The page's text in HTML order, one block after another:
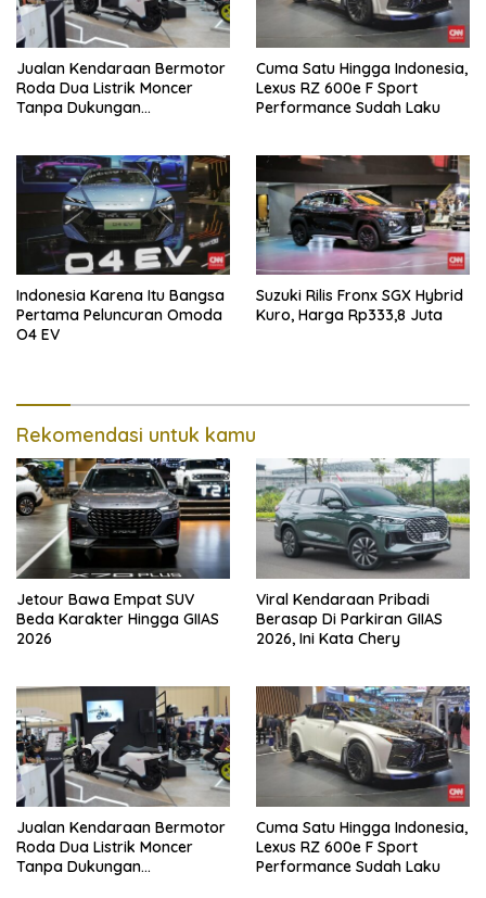
Jualan Kendaraan Bermotor
Roda Dua Listrik Moncer
Tanpa Dukungan
Cuma Satu Hingga Indonesia,
Lexus RZ 600e F Sport
Performance Sudah Laku
Indonesia Karena Itu Bangsa
Pertama Peluncuran Omoda
O4 EV
Suzuki Rilis Fronx SGX Hybrid
Kuro, Harga Rp333,8 Juta
Rekomendasi untuk kamu
Jetour Bawa Empat SUV
Beda Karakter Hingga GIIAS
2026
Viral Kendaraan Pribadi
Berasap Di Parkiran GIIAS
2026, Ini Kata Chery
Jualan Kendaraan Bermotor
Roda Dua Listrik Moncer
Tanpa Dukungan
Cuma Satu Hingga Indonesia,
Lexus RZ 600e F Sport
Performance Sudah Laku